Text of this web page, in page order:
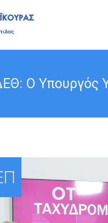
Ο Υπουργός